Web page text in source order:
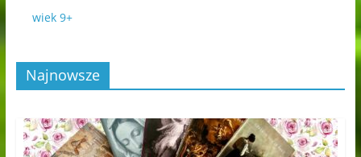
wiek 9+
Najnowsze